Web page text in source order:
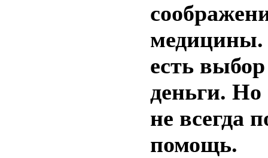
медицины.
есть
деньги. Но
не всегда
помощь.